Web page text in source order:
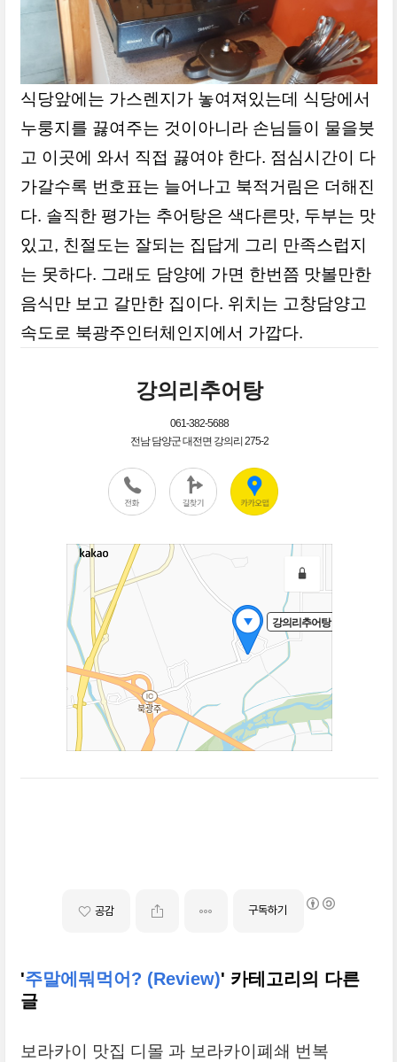
식당앞에는 가스렌지가 놓여져있는데 식당에서
누룽지를 끓여주는 것이아니라 손님들이 물을붓
고 이곳에 와서 직접 끓여야 한다. 점심시간이 다
가갈수록 번호표는 늘어나고 북적거림은 더해진
다. 솔직한 평가는 추어탕은 색다른맛, 두부는 맛
있고, 친절도는 잘되는 집답게 그리 만족스럽지
는 못하다. 그래도 담양에 가면 한번쯤 맛볼만한
음식만 보고 갈만한 집이다. 위치는 고창담양고
속도로 북광주인터체인지에서 가깝다.
공감 구독하기
'주말에뭐먹어? (Review)' 카테고리의 다른
글
보라카이 맛집 디몰 과 보라카이폐쇄 번복